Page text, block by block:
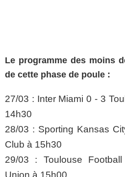
Le programme des moins
de cette phase de poule :
27/03 : Inter Miami 0 - 3
14h30
28/03 : Sporting Kansas
Club à 15h30
29/03 : Toulouse
Union à 15h00